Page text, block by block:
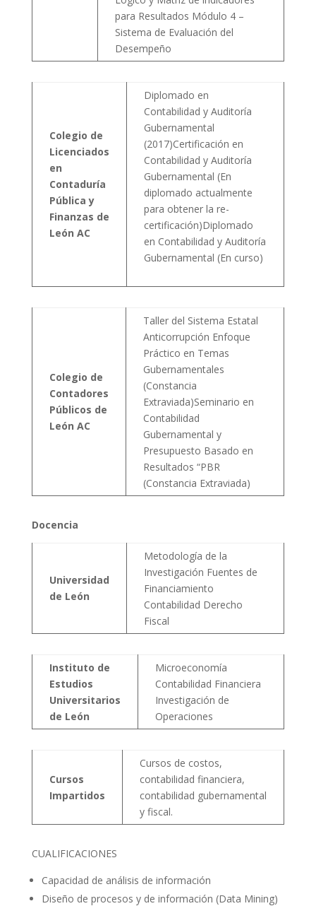
para Resultados Módulo 4 –
Sistema de Evaluación del
Desempeño
Colegio de
Licenciados
en
Contaduría
Pública y
Finanzas de
León AC
Diplomado en
Contabilidad y Auditoría
Gubernamental
(2017)Certificación en
Contabilidad y Auditoría
Gubernamental (En
diplomado actualmente
para obtener la re-
certificación)Diplomado
en Contabilidad y Auditoría
Gubernamental (En curso)
Colegio de
Contadores
Públicos de
León AC
Taller del Sistema Estatal
Anticorrupción Enfoque
Práctico en Temas
Gubernamentales
(Constancia
Extraviada)Seminario en
Contabilidad
Gubernamental y
Presupuesto Basado en
Resultados “PBR
(Constancia Extraviada)
Docencia
Universidad
de León
Metodología de la
Investigación Fuentes de
Financiamiento
Contabilidad Derecho
Fiscal
Instituto de
Estudios
Universitarios
de León
Microeconomía
Contabilidad Financiera
Investigación de
Operaciones
Cursos
Impartidos
Cursos de costos,
contabilidad financiera,
contabilidad gubernamental
y fiscal.
CUALIFICACIONES
Capacidad de análisis de información
Diseño de procesos y de información (Data Mining)